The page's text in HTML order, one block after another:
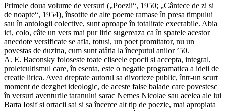
Primele doua volume de versuri („Poezii“, 1950; „Cântece de zi si
de noapte“, 1954), însotite de alte poeme ramase în presa timpului
sau în antologii colective, sunt aproape în totalitate execrabile. Abia
ici, colo, câte un vers mai pur liric sugereaza ca în spatele acestor
anecdote versificate se afla, totusi, un poet promitator, nu un
povestas de duzina, cum sunt atâtia la începutul anilor ’50.
A. E. Baconsky foloseste toate cliseele epocii si accepta, integral,
proletcultismul care, în esenta, este o negatie programatica a ideii de
creatie lirica. Avea dreptate autorul sa divorteze public, într-un scurt
moment de dezghet ideologic, de aceste false balade care povestesc
în versuri aventurile taranului sarac Nemes Nicolae sau acelea ale lui
Barta Iosif si ortacii sai si sa încerce alt tip de poezie, mai apropiata